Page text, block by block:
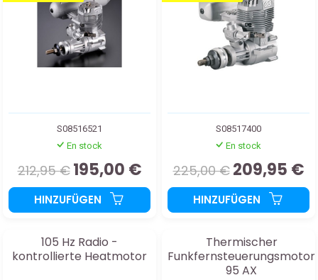
S08516521
En stock
212,95 € 195,00 €
HINZUFÜGEN
S08517400
En stock
225,00 € 209,95 €
HINZUFÜGEN
105 Hz Radio -
kontrollierte Heatmotor
Thermischer
Funkfernsteuerungsmotor
95 AX